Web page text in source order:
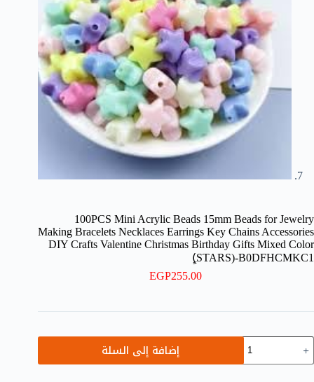
100PCS Mini Acrylic Beads 15mm Beads for Jewelry
Making Bracelets Necklaces Earrings Key Chains Accessories
DIY Crafts Valentine Christmas Birthday Gifts Mixed Color
(ٍSTARS)-B0DFHCMKC1
EGP255.00
100PCS
Mini
إضافة إلى السلة